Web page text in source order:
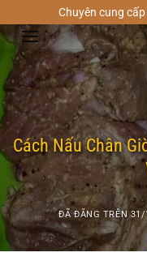
đến
nội
dung
Chuyên cung
Cách Nấu Chân
ĐÃ ĐĂNG TRÊN31/